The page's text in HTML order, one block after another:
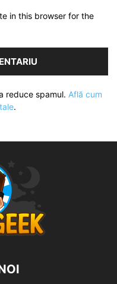
in this browser for the
reduce spamul. Află cum
.